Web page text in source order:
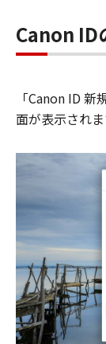
Canon ID
「Canon ID
面が表示されま